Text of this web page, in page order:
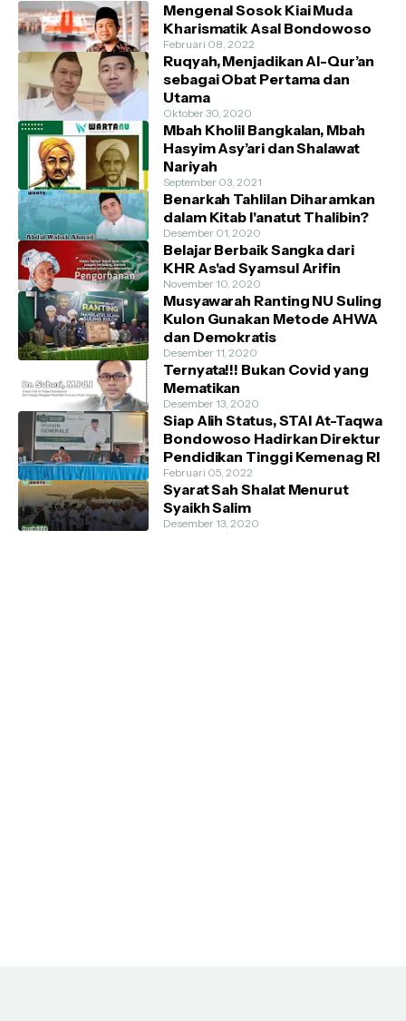
Mengenal Sosok Kiai Muda
Kharismatik Asal Bondowoso
Februari 08, 2022
Ruqyah, Menjadikan Al-Qur’an
sebagai Obat Pertama dan
Utama
Oktober 30, 2020
Mbah Kholil Bangkalan, Mbah
Hasyim Asy’ari dan Shalawat
Nariyah
September 03, 2021
Benarkah Tahlilan Diharamkan
dalam Kitab I'anatut Thalibin?
Desember 01, 2020
Belajar Berbaik Sangka dari
KHR As'ad Syamsul Arifin
November 10, 2020
Musyawarah Ranting NU Suling
Kulon Gunakan Metode AHWA
dan Demokratis
Desember 11, 2020
Ternyata!!! Bukan Covid yang
Mematikan
Desember 13, 2020
Siap Alih Status, STAI At-Taqwa
Bondowoso Hadirkan Direktur
Pendidikan Tinggi Kemenag RI
Februari 05, 2022
Syarat Sah Shalat Menurut
Syaikh Salim
Desember 13, 2020